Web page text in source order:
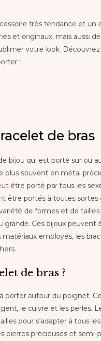
très tendance et
et originaux, mais aussi
votre look.
!
de bras
bijou qui est porté sur ou
plus souvent en métal
être porté par tous les
être portés à toutes sortes
de formes et de
Ces bijoux peuvent
matériaux employés, les
de bras ?
porter autour du poignet.
le cuivre et les perles.
pour s’adapter à tous
pierres précieuses et